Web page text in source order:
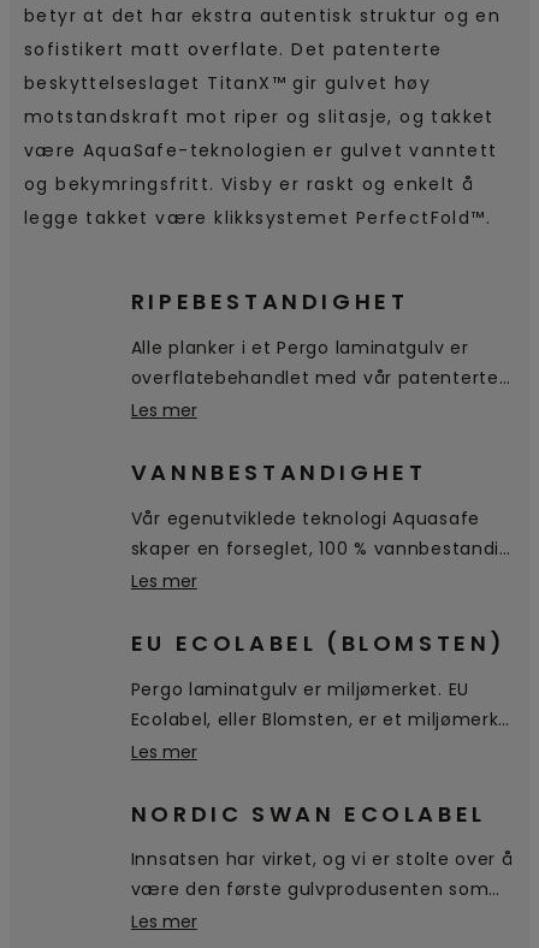
betyr at det har ekstra autentisk struktur og en
sofistikert matt overflate. Det patenterte
beskyttelseslaget TitanX™ gir gulvet høy
motstandskraft mot riper og slitasje, og takket
være AquaSafe-teknologien er gulvet vanntett
og bekymringsfritt. Visby er raskt og enkelt å
legge takket være klikksystemet PerfectFold™.
RIPEBESTANDIGHET
Alle planker i et Pergo laminatgulv er
overflatebehandlet med vår patenterte
TitanX™-teknologi. Dette enestående
slitasje, og gjør gulvet hygienisk og lett å
Les mer
VANNBESTANDIGHET
Vår egenutviklede teknologi Aquasafe
skaper en forseglet, 100 % vannbestandig
overflate helt ned til fasingen, noe som
Det blir liggende på overflaten, slik at det
Les mer
EU ECOLABEL (BLOMSTEN)
Pergo laminatgulv er miljømerket. EU
Ecolabel, eller Blomsten, er et miljømerke
for produkter og tjenester som oppfyller
livssyklusen, fra råvarer, utvinning,
kassering.
Les mer
NORDIC SWAN ECOLABEL
Innsatsen har virket, og vi er stolte over å
være den første gulvprodusenten som
mottar og bruker det nordiske
Les mer